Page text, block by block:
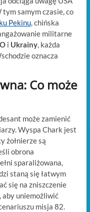
samym czasie, co
Pekinu, chińska
militarne
i Ukrainy, każda
oznacza
Co może
może zamienić
Wyspa Chark jest
żołnierze są
obrona
sparaliżowana,
staną się łatwym
się na zniszczenie
uniemożliwić
misja 82.